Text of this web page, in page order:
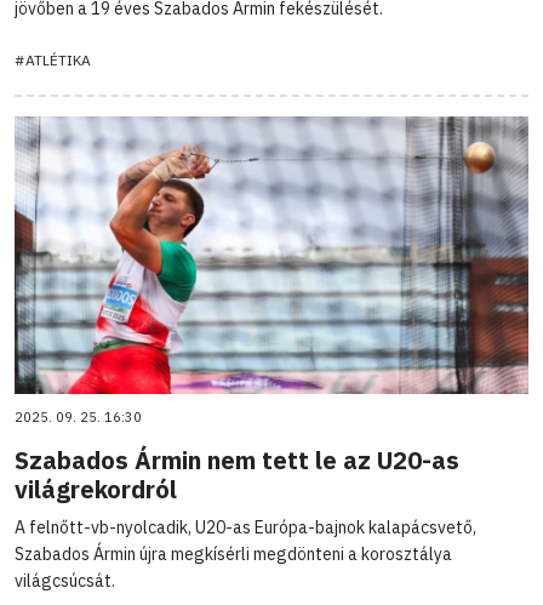
jövőben a 19 éves Szabados Ármin fekészülését.
#ATLÉTIKA
2025. 09. 25. 16:30
Szabados Ármin nem tett le az U20-as
világrekordról
A felnőtt-vb-nyolcadik, U20-as Európa-bajnok kalapácsvető,
Szabados Ármin újra megkísérli megdönteni a korosztálya
világcsúcsát.